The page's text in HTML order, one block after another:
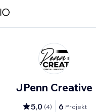
JPenn Creative
5,0 (4) 6 Projekt